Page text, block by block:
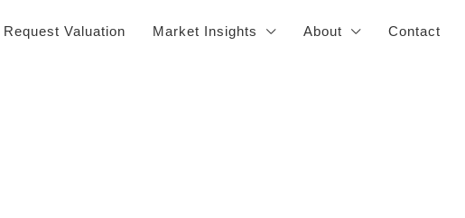
Request Valuation Market Insights About Contact